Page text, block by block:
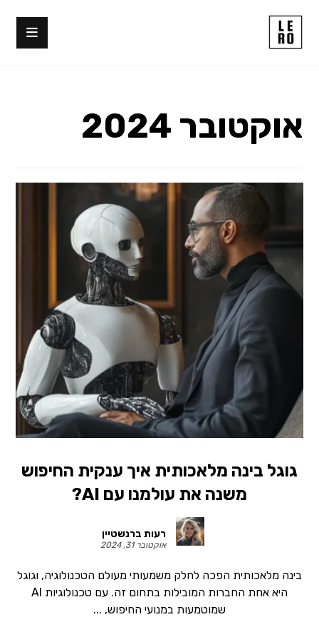
אוקטובר 2024
גוגל בינה מלאכותית איך ענקית החיפוש
משנה את עולמנו עם AI?
רעות ברנשטיין
אוקטובר 31, 2024
בינה מלאכותית הפכה לחלק משמעותי מעולם הטכנולוגיה, וגוגל
היא אחת החברות המובילות בתחום זה. עם טכנולוגיות AI
שמוטמעות במנועי החיפוש, ...